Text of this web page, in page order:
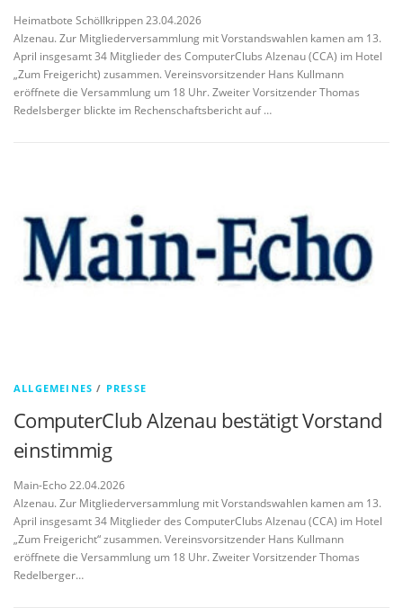
Heimatbote Schöllkrippen 23.04.2026
Alzenau. Zur Mitgliederversammlung mit Vorstandswahlen kamen am 13.
April insgesamt 34 Mitglieder des ComputerClubs Alzenau (CCA) im Hotel
„Zum Freigericht) zusammen. Vereinsvorsitzender Hans Kullmann
eröffnete die Versammlung um 18 Uhr. Zweiter Vorsitzender Thomas
Redelsberger blickte im Rechenschaftsbericht auf …
ALLGEMEINES / PRESSE
ComputerClub Alzenau bestätigt Vorstand
einstimmig
Main-Echo 22.04.2026
Alzenau. Zur Mitgliederversammlung mit Vorstandswahlen kamen am 13.
April insgesamt 34 Mitglieder des ComputerClubs Alzenau (CCA) im Hotel
„Zum Freigericht“ zusammen. Vereinsvorsitzender Hans Kullmann
eröffnete die Versammlung um 18 Uhr. Zweiter Vorsitzender Thomas
Redelberger…